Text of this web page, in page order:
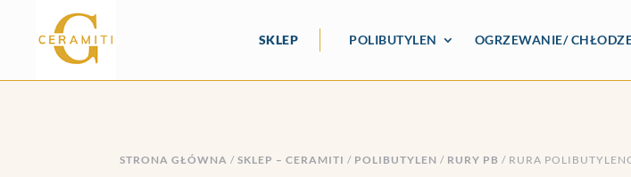
SKLEP POLIBUTYLEN OGRZEWANIE/
STRONA GŁÓWNA /SKLEP – CERAMITI / POLIBUTYLEN / RURY PB / RURA